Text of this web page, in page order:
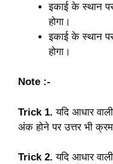
इकाई के स्थान
होगा।
इकाई के स्थान
होगा।
Note :-
Trick 1. यदि आधार
अंक होने पर उत्तर भी
Trick 2. यदि आधार